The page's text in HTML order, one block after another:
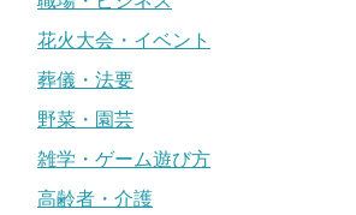
花火大会・イベント
葬儀・法要
野菜・園芸
雑学・ゲーム遊び方
高齢者・介護